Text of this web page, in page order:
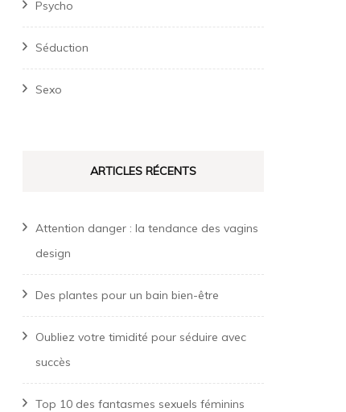
Psycho
Séduction
Sexo
ARTICLES RÉCENTS
Attention danger : la tendance des vagins
design
Des plantes pour un bain bien-être
Oubliez votre timidité pour séduire avec
succès
Top 10 des fantasmes sexuels féminins